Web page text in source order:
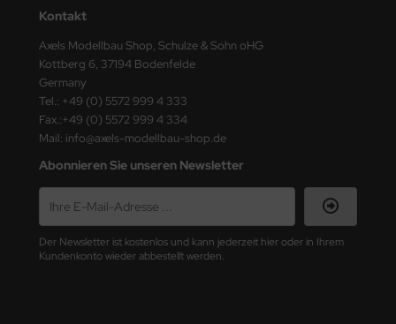
Kontakt
Axels Modellbau Shop, Schulze & Sohn oHG
Kottberg 6, 37194 Bodenfelde
Germany
Tel.: +49 (0) 5572 999 4 333
Fax.:+49 (0) 5572 999 4 334
Mail: info@axels-modellbau-shop.de
Abonnieren Sie unseren Newsletter
Der Newsletter ist kostenlos und kann jederzeit hier oder in Ihrem
Kundenkonto wieder abbestellt werden.